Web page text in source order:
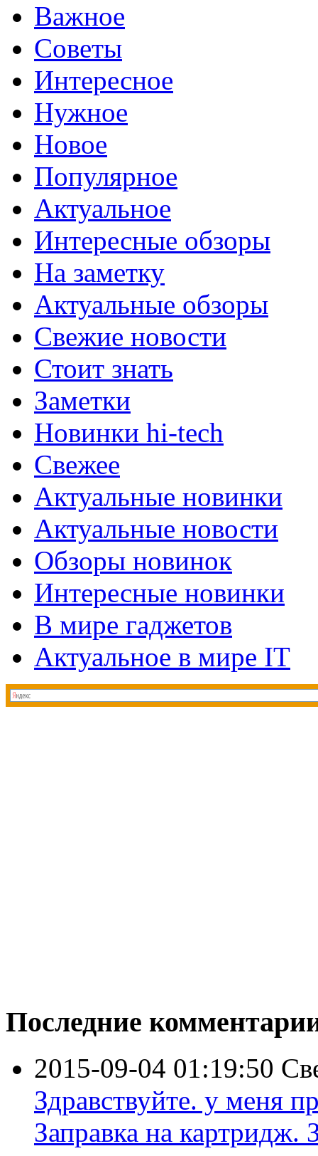
Важное
Советы
Интересное
Нужное
Новое
Популярное
Актуальное
Интересные обзоры
На заметку
Актуальные обзоры
Свежие новости
Стоит знать
Заметки
Новинки hi-tech
Свежее
Актуальные новинки
Актуальные новости
Обзоры новинок
Интересные новинки
В мире гаджетов
Актуальное в мире IT
Последние
2015-09-04 01:19:50
Здравствуйте. у меня
Заправка на картридж.